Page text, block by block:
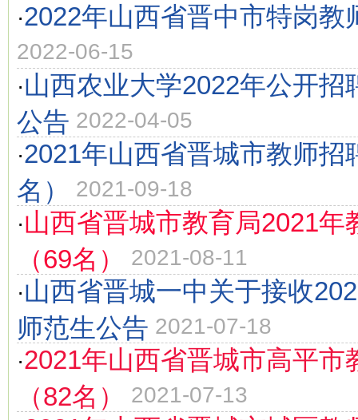
·2022年山西省晋中市特岗教
2022-06-15
·山西农业大学2022年公开招
公告 2022-04-05
·2021年山西省晋城市教师招
名）
2021-09-18
·山西省晋城市教育局2021年
（69名）
2021-08-11
·山西省晋城一中关于接收
师范生公告 2021-07-18
·2021年山西省晋城市高平市
（82名）
2021-07-13